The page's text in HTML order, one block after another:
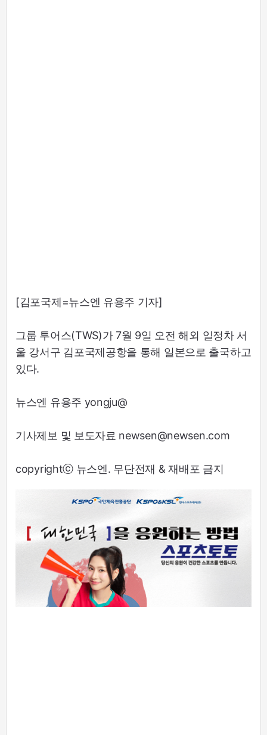
[김포국제=뉴스엔 유용주 기자]
그룹 투어스(TWS)가 7월 9일 오전 해외 일정차 서
울 강서구 김포국제공항을 통해 일본으로 출국하고
있다.
뉴스엔 유용주 yongju@
기사제보 및 보도자료 newsen@newsen.com
copyrightⓒ 뉴스엔. 무단전재 & 재배포 금지